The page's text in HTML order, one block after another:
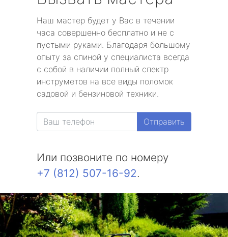
Наш мастер будет у Вас в течении
часа совершенно бесплатно и не с
пустыми руками. Благодаря большому
опыту за спиной у специалиста всегда
с собой в наличии полный спектр
инструметов на все виды поломок
садовой и бензиновой техники.
Отправить
Или позвоните по номеру
+7 (812) 507-16-92.